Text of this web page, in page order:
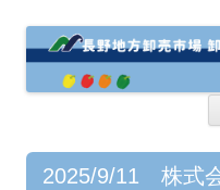
2025/9/11 株式